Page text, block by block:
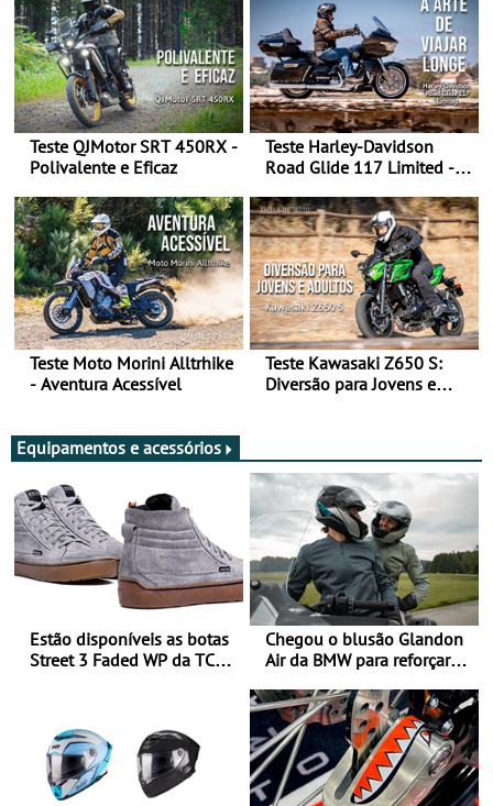
Teste QJMotor SRT 450RX -
Polivalente e Eficaz
Teste Harley-Davidson
Road Glide 117 Limited - A
Teste Moto Morini Alltrhike
- Aventura Acessível
Teste Kawasaki Z650 S:
Diversão para Jovens e
Equipamentos e acessórios
Estão disponíveis as botas
Street 3 Faded WP da TCX
Chegou o blusão Glandon
Air da BMW para reforçar
verão